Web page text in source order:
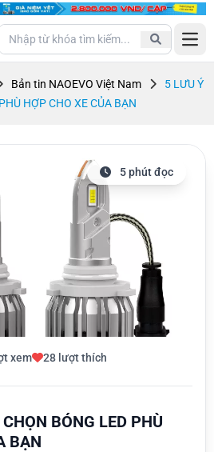
Bản tin NAOEVO Việt Nam
5 LƯU Ý
HỢP CHO XE CỦA BẠN
5 phút đọc
xem 28 lượt thích
BÓNG LED PHÙ
BẠN